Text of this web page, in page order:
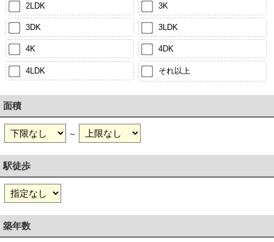
2LDK 3K
3DK 3LDK
4K 4DK
4LDK それ以上
面積
～
駅徒歩
築年数